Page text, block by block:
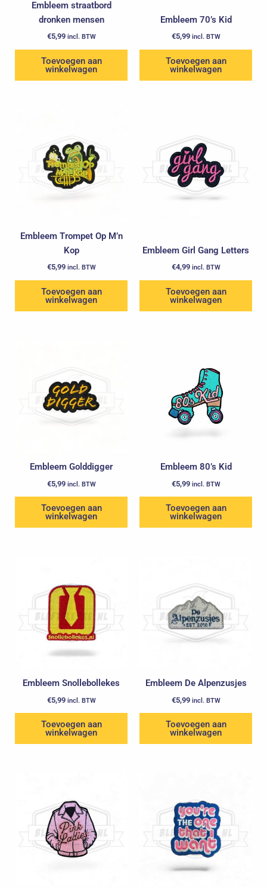
Embleem straatbord
dronken mensen
€5,99 incl. BTW
Toevoegen aan
winkelwagen
Embleem 70’s Kid
€5,99 incl. BTW
Toevoegen aan
winkelwagen
Embleem Trompet Op M’n
Kop
€5,99 incl. BTW
Toevoegen aan
winkelwagen
Embleem Girl Gang Letters
€4,99 incl. BTW
Toevoegen aan
winkelwagen
Embleem Golddigger
€5,99 incl. BTW
Toevoegen aan
winkelwagen
Embleem 80’s Kid
€5,99 incl. BTW
Toevoegen aan
winkelwagen
Embleem Snollebollekes
€5,99 incl. BTW
Toevoegen aan
winkelwagen
Embleem De Alpenzusjes
€5,99 incl. BTW
Toevoegen aan
winkelwagen